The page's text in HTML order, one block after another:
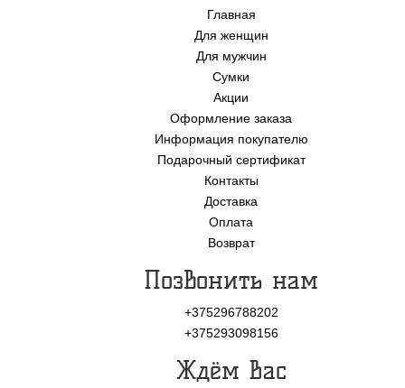
Главная
Для женщин
Для мужчин
Сумки
Акции
Оформление заказа
Информация покупателю
Подарочный сертификат
Контакты
Доставка
Оплата
Возврат
Позвонить нам
+375296788202
+375293098156
Ждём Вас